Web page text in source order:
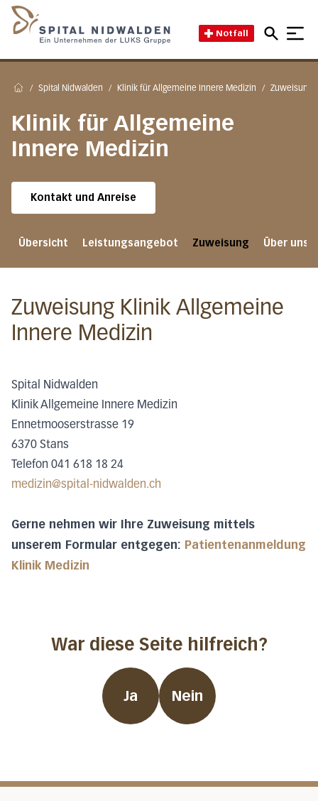
Notfall
/ Spital Nidwalden / Klinik für Allgemeine Innere Medizin / Zuweisung
Klinik für Allgemeine
Innere Medizin
Kontakt und Anreise
Übersicht Leistungsangebot Zuweisung Über uns
Zuweisung Klinik Allgemeine
Innere Medizin
Spital Nidwalden
Klinik Allgemeine Innere Medizin
Ennetmooserstrasse 19
6370 Stans
Telefon 041 618 18 24
medizin@spital-nidwalden.ch
Gerne nehmen wir Ihre Zuweisung mittels
unserem Formular entgegen: Patientenanmeldung
Klinik Medizin
War diese Seite hilfreich?
Ja Nein